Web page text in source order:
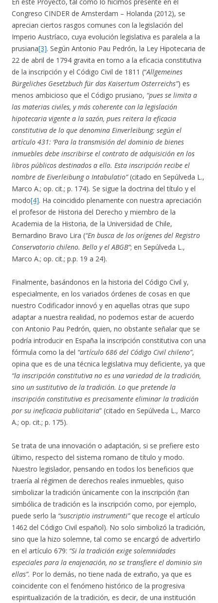
En este Proyecto, tal como lo hicimos presente en el
Congreso CINDER de Amsterdam – Holanda (2012), se
aprecian ciertos rasgos comunes con la legislación del
Imperio Austríaco, cuya evolución legislativa es paralela a la
prusiana[3]. Según Antonio Pau Pedrón, la Ley Hipotecaria de
22 de abril de 1794 gravita en torno a la eficacia constitutiva
de la inscripción y el Código Civil de 1811 (“Allgemeines
Bürgeliches Gesetzbuch für das Kaisertum Osterreichs”) es
menos ambicioso que el Código prusiano, “pues se limita a
las materias civiles, y más coherente con la legislación
hipotecaria vigente a la sazón, pues reitera la eficacia
constitutiva de lo que denomina Einverleibung; según el
artículo 431: ‘Para la transmisión del dominio de bienes
inmuebles debe inscribirse el contrato de adquisición en los
libros públicos destinados a ello. Esta inscripción recibe el
nombre de Eiverleibung o Intabulatio”(citado en Sepúlveda L.,
Marco A.; op. cit.; p. 174). Se sigue la doctrina del título y el
modo[4]. Ha coincidido plenamente con nuestra apreciación
el profesor de Historia del Derecho y miembro de la
Academia de la Historia, de la Universidad de Chile,
Bernardino Bravo Lira (“En busca de los orígenes del Registro
Conservatorio chileno. Bello y el ABGB”; en Sepúlveda L.,
Marco A.; op. cit.; p.p. 19 a 24).
Finalmente, basándonos en la historia del Código Civil y,
especialmente, en los variados órdenes de cosas en que
nuestro Codificador innovó y en aquellas otras que supo
adaptar a nuestra realidad, no podemos estar de acuerdo
con Antonio Pau Pedrón, quien, no obstante señalar que se
podría introducir en España la inscripción constitutiva con una
fórmula como la del “artículo 686 del Código Civil chileno”,
opina que es de una técnica legislativa muy deficiente, ya que
“la inscripción constitutiva no es una variedad de la tradición,
sino un sustitutivo de la tradición. Lo que pretende la
inscripción constitutiva es precisamente eliminar la tradición
por su ineficacia publicitaria” (citado en Sepúlveda L., Marco
A.; op. cit.; p. 175).
Se trata de una innovación o adaptación, si se prefiere esto
último, respecto del sistema romano de título y modo.
Nuestro legislador, pensando en todos los beneficios que
traería al régimen de derechos reales inmuebles, quiso
simbolizar la tradición únicamente con la inscripción (tan
simbólica de tradición es la inscripción como, por ejemplo,
puede serlo la “suscriptio instrumenti”que recoge el artículo
1462 del Código Civil español). No solo simbolizó la tradición,
sino que la hizo solemne, tal como se encargó de advertirlo
en el artículo 679: “Si la tradición exige solemnidades
especiales para la enajenación, no se transfiere el dominio sin
ellas”. Por lo demás, no tiene nada de extraño, ya que es
coincidente con el fenómeno histórico de la progresiva
espiritualización de la tradición, es decir, de una institución